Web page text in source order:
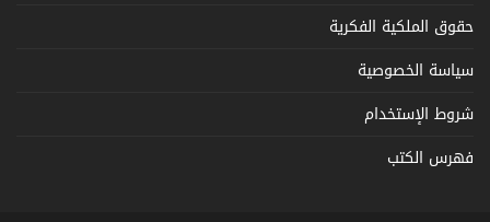
حقوق الملكية الفكرية
سياسة الخصوصية
شروط الإستخدام
فهرس الكتب